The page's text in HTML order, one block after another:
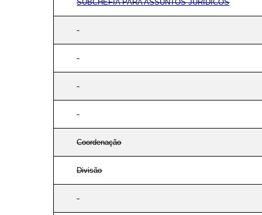
SUBCHEFIA PARA ASSUNTOS JURÍDICOS
Coordenação
Divisão